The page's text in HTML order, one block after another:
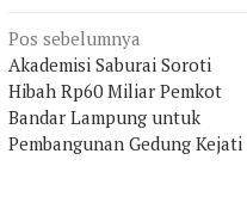
Navigasi
pos
Pos sebelumnya
Akademisi Saburai Soroti
Hibah Rp60 Miliar Pemkot
Bandar Lampung untuk
Pembangunan Gedung Kejati